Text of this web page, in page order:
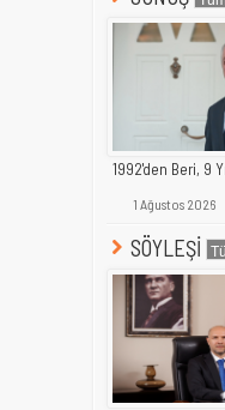
1992'den Beri, 9
1 Ağustos 2026
SÖYLEŞİ